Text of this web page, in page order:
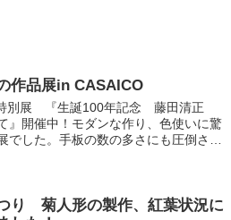
作品展in CASAICO
別展 『生誕100年記念 藤田清正
開催中！モダンな作り、色使いに驚
でした。手板の数の多さにも圧倒され
り 菊人形の製作、紅葉状況に